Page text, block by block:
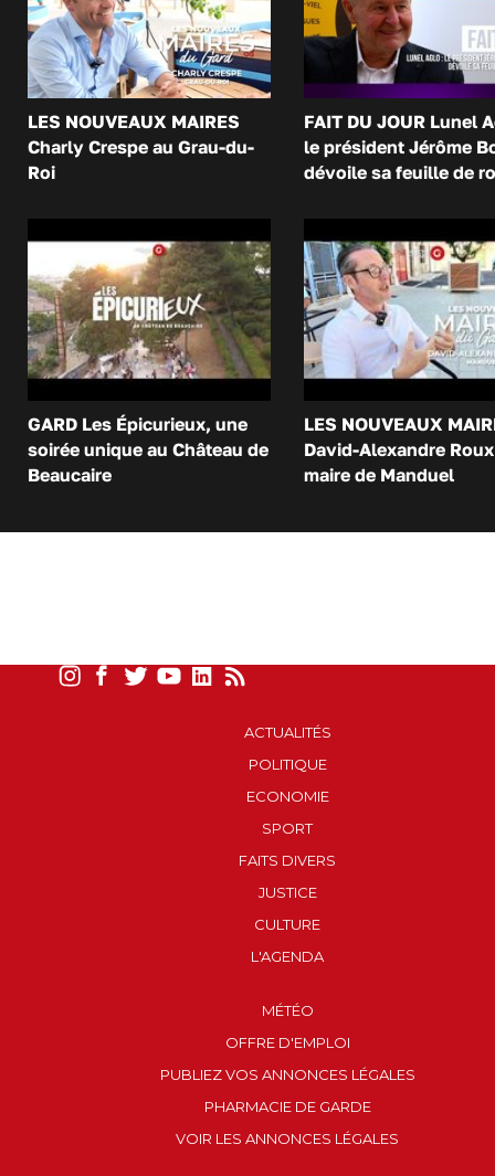
LES NOUVEAUX MAIRES
Charly Crespe au Grau-du-
Roi
FAIT DU JOUR Lunel
le président Jérôme
dévoile sa feuille de
GARD Les Épicurieux, une
soirée unique au Château de
Beaucaire
LES NOUVEAUX
David-Alexandre
maire de Manduel
ACTUALITÉS
POLITIQUE
ECONOMIE
SPORT
FAITS DIVERS
JUSTICE
CULTURE
L'AGENDA
MÉTÉO
OFFRE D'EMPLOI
PUBLIEZ VOS ANNONCES LÉGALES
PHARMACIE DE GARDE
VOIR LES ANNONCES LÉGALES